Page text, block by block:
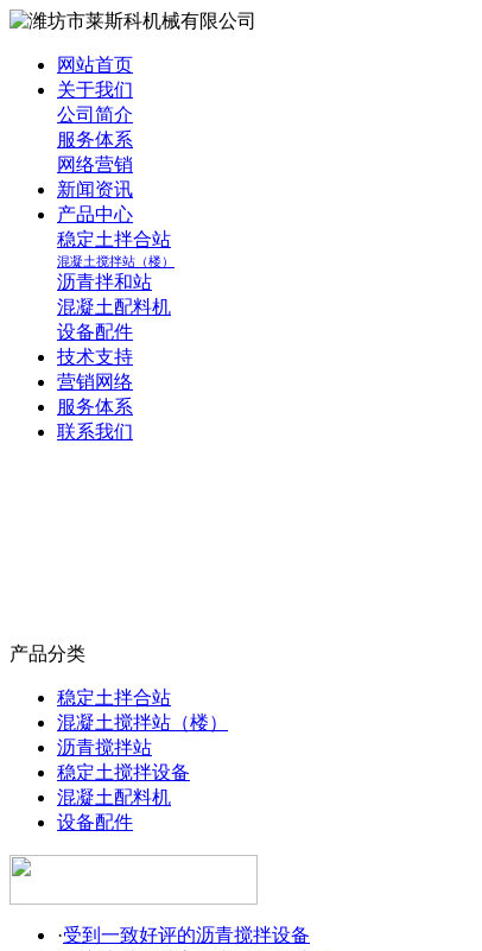
网站首页
关于我们
公司简介
服务体系
网络营销
新闻资讯
产品中心
稳定土拌合站
混凝土搅拌站（楼）
沥青拌和站
混凝土配料机
设备配件
技术支持
营销网络
服务体系
联系我们
产品分类
稳定土拌合站
混凝土搅拌站（楼）
沥青搅拌站
稳定土搅拌设备
混凝土配料机
设备配件
·受到一致好评的沥青搅拌设备